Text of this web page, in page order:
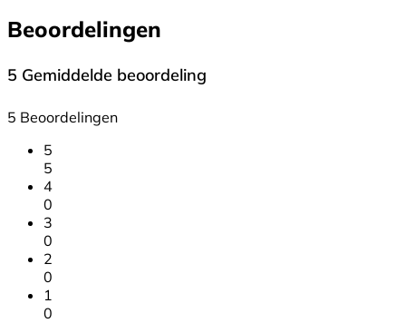
Beoordelingen
5 Gemiddelde beoordeling
5 Beoordelingen
5
5
4
0
3
0
2
0
1
0